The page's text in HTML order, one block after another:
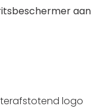
aan
logo